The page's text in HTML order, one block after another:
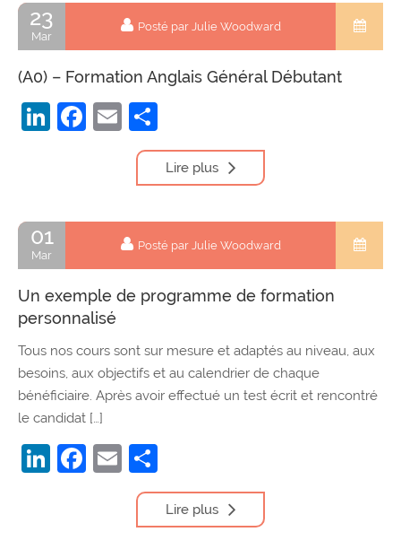
23
Mar
Posté par Julie Woodward
(A0) – Formation Anglais Général Débutant
LinkedIn
Facebook
Email
Lire plus
01
Mar
Posté par Julie Woodward
Un exemple de programme de formation
personnalisé
Tous nos cours sont sur mesure et adaptés au niveau, aux
besoins, aux objectifs et au calendrier de chaque
bénéficiaire. Après avoir effectué un test écrit et rencontré
le candidat […]
LinkedIn
Facebook
Email
Lire plus